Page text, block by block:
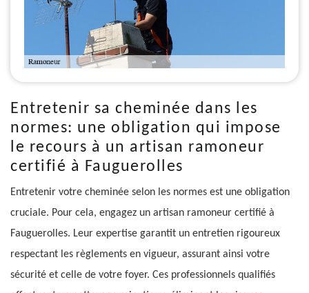
Entretenir sa cheminée dans les
normes: une obligation qui impose
le recours à un artisan ramoneur
certifié à Fauguerolles
Entretenir votre cheminée selon les normes est une obligation
cruciale. Pour cela, engagez un artisan ramoneur certifié à
Fauguerolles. Leur expertise garantit un entretien rigoureux
respectant les règlements en vigueur, assurant ainsi votre
sécurité et celle de votre foyer. Ces professionnels qualifiés